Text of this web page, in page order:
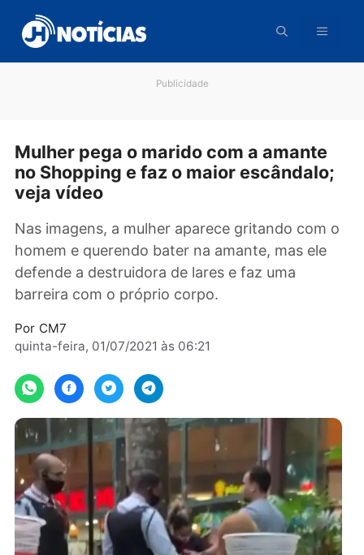
para
conteúdo
Mulher pega o marido com a amante
no Shopping e faz o maior
Nas imagens, a mulher aparece gritando
homem e querendo bater na amante, mas ele
defende a destruidora de lares e faz uma
barreira com o próprio corpo.
quinta-feira, 01/07/2021 às 06:21